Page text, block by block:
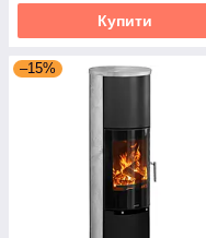
Купити
–15%